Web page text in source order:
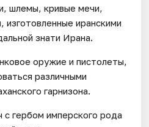
шлемы, кривые мечи,
иранскими
знати Ирана.
оружие и пистолеты,
различными
гарнизона.
гербом имперского рода